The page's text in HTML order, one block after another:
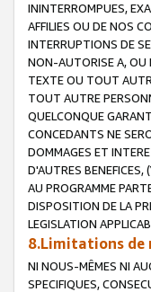
ININTERROMPUES,
AFFILIES OU DE NOS
INTERRUPTIONS DE
NON-AUTORISE A, OU
TEXTE OU TOUT
TOUT AUTRE
QUELCONQUE
CONCEDANTS NE
DOMMAGES ET
D'AUTRES
AU PROGRAMME
DISPOSITION DE LA
LEGISLATION
8.Limitations de
NI NOUS-MÊMES NI
SPECIFIQUES,